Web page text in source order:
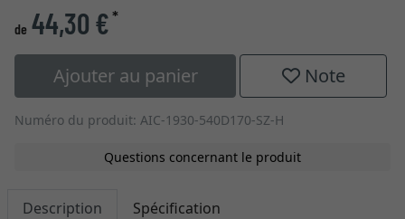
de 44,30 €*
Ajouter au panier Note
Numéro du produit: AIC-1930-540D170-SZ-H
Questions concernant le produit
Description Spécification